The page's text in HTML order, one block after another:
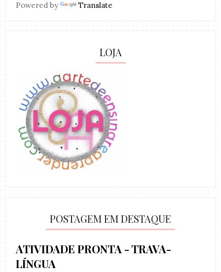
Powered by Translate
LOJA
POSTAGEM EM DESTAQUE
ATIVIDADE PRONTA - TRAVA-
LÍNGUA